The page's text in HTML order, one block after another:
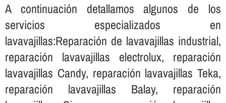
A continuación detallamos algunos de los
servicios especializados en
lavavajillas:Reparación de lavavajillas industrial,
reparación lavavajillas electrolux, reparación
lavavajillas Candy, reparación lavavajillas Teka,
reparación lavavajillas Balay, reparación